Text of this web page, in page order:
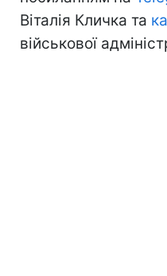
Віталія Кличка та
військової